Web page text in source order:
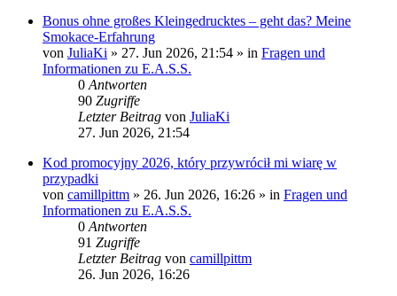
Bonus ohne großes Kleingedrucktes – geht das? Meine
Smokace-Erfahrung
von JuliaKi » 27. Jun 2026, 21:54 » in Fragen und
Informationen zu E.A.S.S.
0Antworten
90 Zugriffe
Letzter Beitrag von JuliaKi
27. Jun 2026, 21:54
Kod promocyjny 2026, który przywrócił mi wiarę w
przypadki
von camillpittm » 26. Jun 2026, 16:26 » in Fragen und
Informationen zu E.A.S.S.
0Antworten
91 Zugriffe
Letzter Beitrag von camillpittm
26. Jun 2026, 16:26